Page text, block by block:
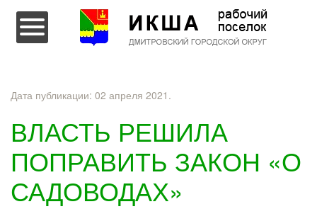
Перейти к содержимому
Дата публикации: 02 апреля 2021 .
ВЛАСТЬ РЕШИЛА
ПОПРАВИТЬ ЗАКОН «О
САДОВОДАХ»